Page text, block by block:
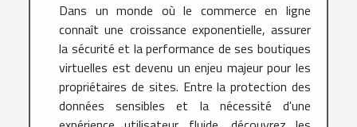
Dans un monde où le commerce en ligne
connaît une croissance exponentielle, assurer
la sécurité et la performance de ses boutiques
virtuelles est devenu un enjeu majeur pour les
propriétaires de sites. Entre la protection des
données sensibles et la nécessité d'une